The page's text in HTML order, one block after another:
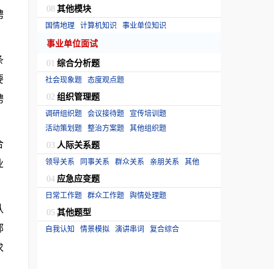
08 其他模块
国情地理 计算机知识 事业单位知识
事业单位面试
01 综合分析题
社会现象题 态度观点题
02 组织管理题
调研组织题 会议接待题 宣传培训题
活动策划题 整治方案题 其他组织题
03 人际关系题
领导关系 同事关系 群众关系 亲朋关系 其他
04 应急应变题
日常工作题 群众工作题 舆情处理题
05 其他题型
自我认知 情景模拟 演讲串词 复合综合